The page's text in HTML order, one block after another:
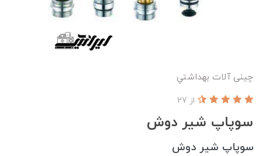
چینی آلات بهداشتي
سوپاپ شیر دوش
از 27
سوپاپ شیر دوش